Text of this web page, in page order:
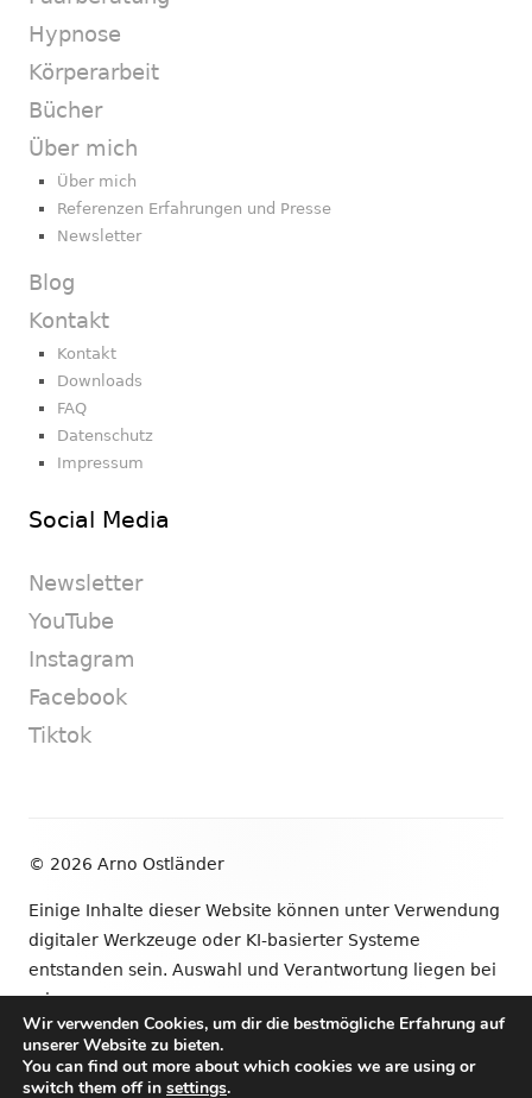
Hypnose
Körperarbeit
Bücher
Über mich
Über mich
Referenzen Erfahrungen und Presse
Newsletter
Blog
Kontakt
Kontakt
Downloads
FAQ
Datenschutz
Impressum
Social Media
Newsletter
YouTube
Instagram
Facebook
Tiktok
© 2026 Arno Ostländer
Einige Inhalte dieser Website können unter Verwendung
digitaler Werkzeuge oder KI-basierter Systeme
entstanden sein. Auswahl und Verantwortung liegen bei
mir.
•VerwendetTiny Framework
Wir verwenden Cookies, um dir die bestmögliche Erfahrung auf
unserer Website zu bieten.
You can find out more about which cookies we are using or
switch them off in settings.